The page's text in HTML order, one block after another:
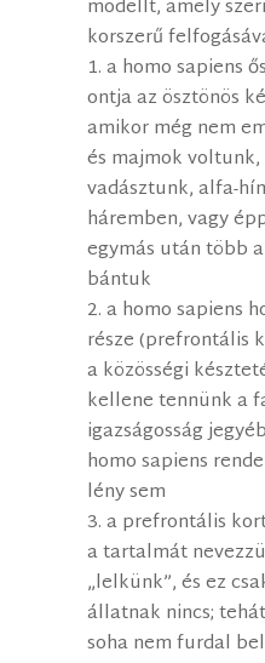
modellt, amely
korszerű
1. a homo sapiens
ontja az ösztönös
amikor még nem
és majmok
vadásztunk, alfa-
háremben, vagy
egymás után több
bántuk
2. a homo sapiens
része (prefrontális
a közösségi
kellene tennünk a
igazságosság
homo sapiens
lény sem
3. a prefrontális
a tartalmát
„lelkünk”, és ez
állatnak nincs;
soha nem furdal